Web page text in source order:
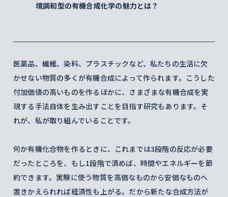
境調和型の有機合成化学の魅力とは？
医薬品、繊維、染料、プラスチックなど、私たちの生活に欠
かせない物質の多くが有機合成によって作られます。こうした
付加価値の高いものを作るほかに、さまざまな有機合成を実
現する手法自体を生み出すことを目指す研究もあります。そ
れが、私が取り組んでいることです。
何か有機化合物を作るときに、これまでは3段階の反応が必要
だったところを、もし1段階で済めば、時間やエネルギーを節
約できます。実験に使う物質を高価なものから安価なものへ
置きかえられれば経済性も上がる。だから新たな合成方法が